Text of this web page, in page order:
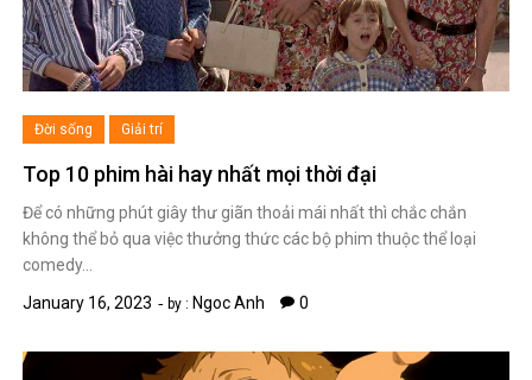
Đời sống Giải trí
Top 10 phim hài hay nhất mọi thời đại
Để có những phút giây thư giãn thoải mái nhất thì chắc chắn
không thể bỏ qua việc thưởng thức các bộ phim thuộc thể loại
comedy…
January 16, 2023
by : Ngoc Anh 0